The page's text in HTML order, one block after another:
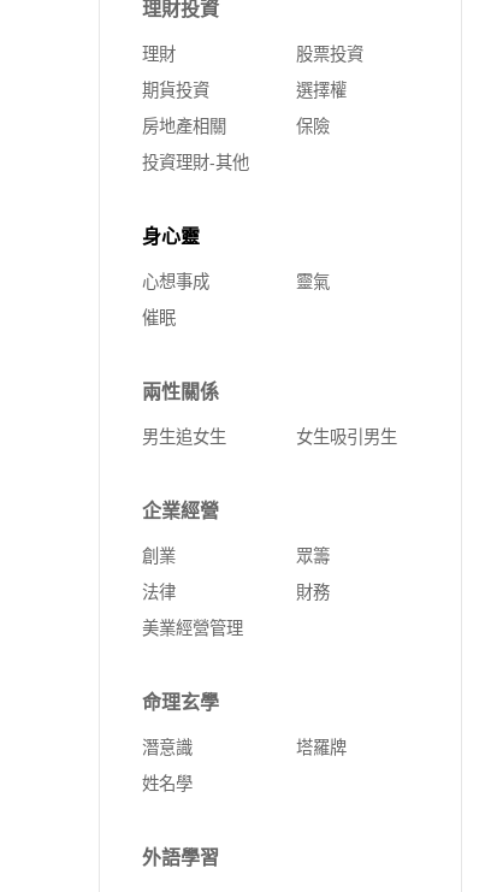
理財投資
理財
股票投資
期貨投資
選擇權
房地產相關
保險
投資理財-其他
身心靈
心想事成
靈氣
催眠
兩性關係
男生追女生 女生吸引男生
企業經營
創業
眾籌
法律
財務
美業經營管理
命理玄學
潛意識
塔羅牌
姓名學
外語學習